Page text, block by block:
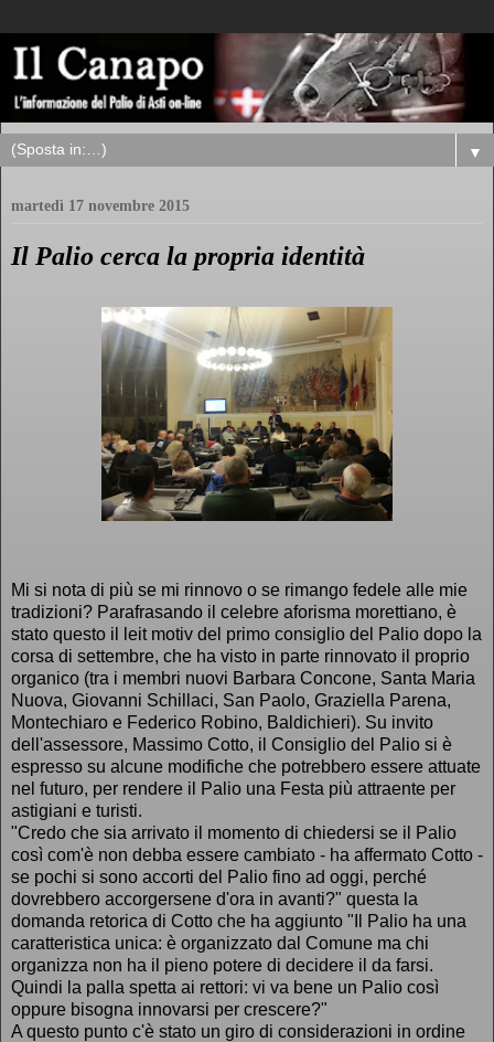
▼
martedì 17 novembre 2015
Il Palio cerca la propria identità
Mi si nota di più se mi rinnovo o se rimango fedele alle mie
tradizioni? Parafrasando il celebre aforisma morettiano, è
stato questo il leit motiv del primo consiglio del Palio dopo la
corsa di settembre, che ha visto in parte rinnovato il proprio
organico (tra i membri nuovi Barbara Concone, Santa Maria
Nuova, Giovanni Schillaci, San Paolo, Graziella Parena,
Montechiaro e Federico Robino, Baldichieri). Su invito
dell'assessore, Massimo Cotto, il Consiglio del Palio si è
espresso su alcune modifiche che potrebbero essere attuate
nel futuro, per rendere il Palio una Festa più attraente per
astigiani e turisti.
"Credo che sia arrivato il momento di chiedersi se il Palio
così com'è non debba essere cambiato - ha affermato Cotto -
se pochi si sono accorti del Palio fino ad oggi, perché
dovrebbero accorgersene d'ora in avanti?" questa la
domanda retorica di Cotto che ha aggiunto "Il Palio ha una
caratteristica unica: è organizzato dal Comune ma chi
organizza non ha il pieno potere di decidere il da farsi.
Quindi la palla spetta ai rettori: vi va bene un Palio così
oppure bisogna innovarsi per crescere?"
A questo punto c'è stato un giro di considerazioni in ordine